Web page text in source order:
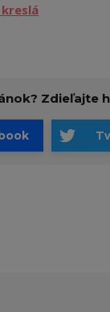
Zdieľajte